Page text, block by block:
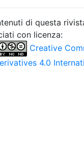
di questa
con licenza:
Creative
4.0